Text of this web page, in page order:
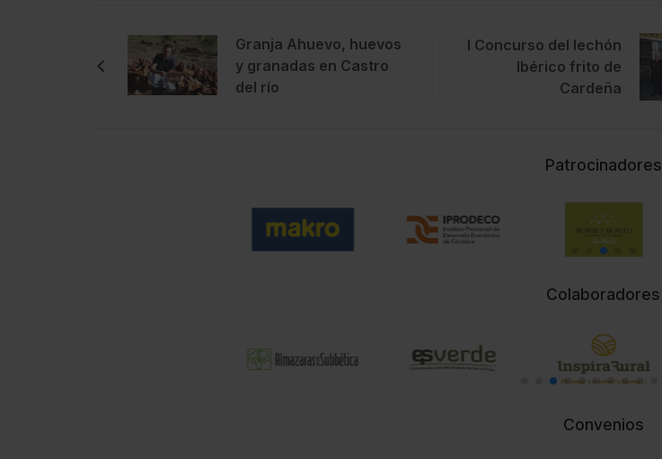
Granja Ahuevo, huevos
y granadas en Castro
del río
I Concurso del lechón
Ibérico frito de
Cardeña
Patrocinadores
Colaboradores
Convenios